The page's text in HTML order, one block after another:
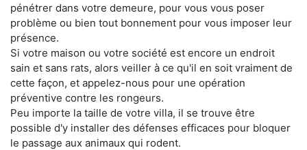
pénétrer dans votre demeure, pour vous vous poser
problème ou bien tout bonnement pour vous imposer leur
présence.
Si votre maison ou votre société est encore un endroit
sain et sans rats, alors veiller à ce qu'il en soit vraiment de
cette façon, et appelez-nous pour une opération
préventive contre les rongeurs.
Peu importe la taille de votre villa, il se trouve être
possible d'y installer des défenses efficaces pour bloquer
le passage aux animaux qui rodent.